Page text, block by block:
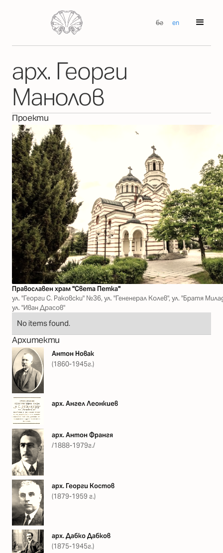
бг en
арх. Георги
Манолов
Проекти
Православен храм "Света Петка"
ул. "Георги С. Раковски" №36, ул. "Гененерал Колев", ул. "Братя
ул. "Иван Драсов"
No items found.
Архитекти
Антон Новак
(1860-1945г.)
арх. Ангел Леонкиев
арх. Антон Франгя
/1888-1979г./
арх. Георги Костов
(1879-1959 г.)
арх. Дабко Дабков
(1875-1945г.)